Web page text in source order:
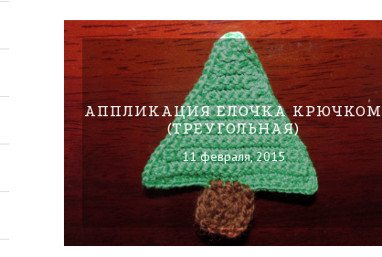
АППЛИКАЦИЯ ЕЛОЧКА КРЮЧКОМ
(ТРЕУГОЛЬНАЯ)
11 февраля, 2015